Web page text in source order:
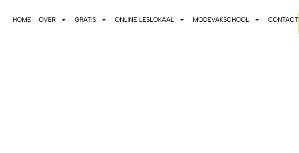
HOME OVER GRATIS ONLINE LESLOKAAL MODEVAKSCHOOL CONTACT